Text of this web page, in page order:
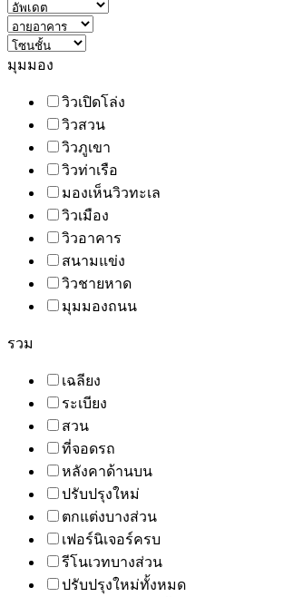
มุมมอง
วิวเปิดโล่ง
วิวสวน
วิวภูเขา
วิวท่าเรือ
มองเห็นวิวทะเล
วิวเมือง
วิวอาคาร
สนามแข่ง
วิวชายหาด
มุมมองถนน
รวม
เฉลียง
ระเบียง
สวน
ที่จอดรถ
หลังคาด้านบน
ปรับปรุงใหม่
ตกแต่งบางส่วน
เฟอร์นิเจอร์ครบ
รีโนเวทบางส่วน
ปรับปรุงใหม่ทั้งหมด